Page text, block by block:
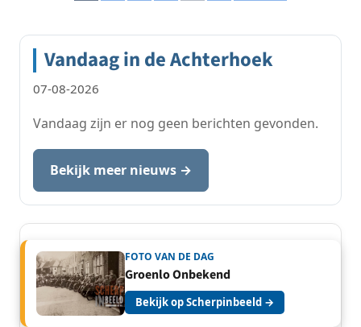
Vandaag in de Achterhoek
07-08-2026
Vandaag zijn er nog geen berichten gevonden.
Bekijk meer nieuws →
FOTO VAN DE DAG
Groenlo Onbekend
Bekijk op Scherpinbeeld →